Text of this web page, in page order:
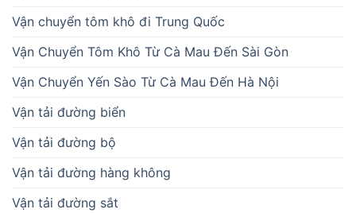
Vận chuyển tôm khô đi Trung Quốc
Vận Chuyển Tôm Khô Từ Cà Mau Đến Sài Gòn
Vận Chuyển Yến Sào Từ Cà Mau Đến Hà Nội
Vận tải đường biển
Vận tải đường bộ
Vận tải đường hàng không
Vận tải đường sắt